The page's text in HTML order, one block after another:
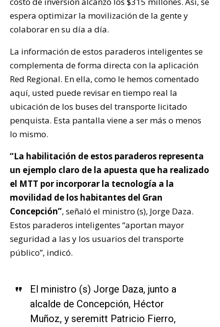
espera optimizar la movilización de la gente y
colaborar en su día a día.
La información de estos paraderos inteligentes se
complementa de forma directa con la aplicación
Red Regional. En ella, como le hemos comentado
aquí, usted puede revisar en tiempo real la
ubicación de los buses del transporte licitado
penquista. Esta pantalla viene a ser más o menos
lo mismo.
“La habilitación de estos paraderos representa
un ejemplo claro de la apuesta que ha realizado
el MTT por incorporar la tecnología a la
movilidad de los habitantes del Gran
Concepción”, señaló el ministro (s), Jorge Daza.
Estos paraderos inteligentes “aportan mayor
seguridad a las y los usuarios del transporte
público”, indicó.
El ministro (s) Jorge Daza, junto a
alcalde de Concepción, Héctor
Muñoz, y seremitt Patricio Fierro,